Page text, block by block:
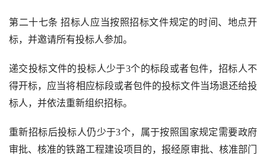
第二十七条 招标人应当按照招标文件规定的时间、地点开
标，并邀请所有投标人参加。
递交投标文件的投标人少于3个的标段或者包件，招标人不
得开标，应当将相应标段或者包件的投标文件当场退还给投
标人，并依法重新组织招标。
重新招标后投标人仍少于3个，属于按照国家规定需要政府
审批、核准的铁路工程建设项目的，报经原审批、核准部门